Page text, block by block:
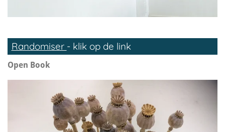
Randomiser - klik op de link
Open Book